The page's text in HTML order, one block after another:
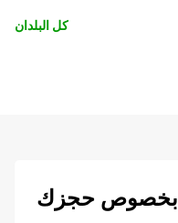
كل البلدان
بخصوص حجزك